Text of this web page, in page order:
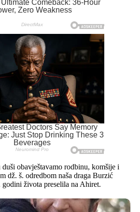
obavještavamo rodbinu, komšije i
dž. š. odredbom naša draga Burzić
života preselila na Ahiret.